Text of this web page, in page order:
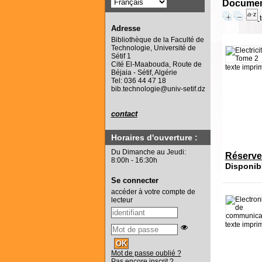
texte
texte
Adresse
Bibliothèque de la Faculté de
Technologie, Université de
Sétif 1
Cité El-Maabouda, Route de
Béjaia - Sétif, Algérie
Tel: 036 44 47 18
bib.technologie@univ-setif.dz
contact
Horaires d'ouverture :
Du Dimanche au Jeudi:
8:00h - 16:30h
Se connecter
accéder à votre compte de
lecteur
Mot de passe oublié ?